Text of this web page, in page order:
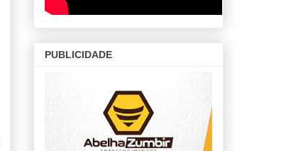
PUBLICIDADE